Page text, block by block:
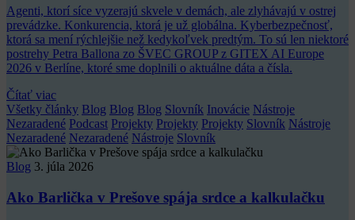
Agenti, ktorí síce vyzerajú skvele v demách, ale zlyhávajú v ostrej
prevádzke. Konkurencia, ktorá je už globálna. Kyberbezpečnosť,
ktorá sa mení rýchlejšie než kedykoľvek predtým. To sú len niektoré
postrehy Petra Ballona zo ŠVEC GROUP z GITEX AI Europe
2026 v Berlíne, ktoré sme doplnili o aktuálne dáta a čísla.
Čítať viac
Všetky články Blog Blog Blog Slovník Inovácie Nástroje
Nezaradené Podcast Projekty Projekty Projekty Slovník Nástroje
Nezaradené Nezaradené Nástroje Slovník
Blog 3. júla 2026
Ako Barlička v Prešove spája srdce a kalkulačku